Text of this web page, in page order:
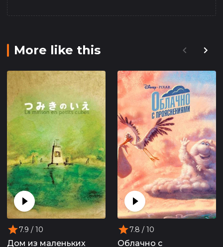
More like this
7.9 / 10
Дом из маленьких
7.8 / 10
Облачно с